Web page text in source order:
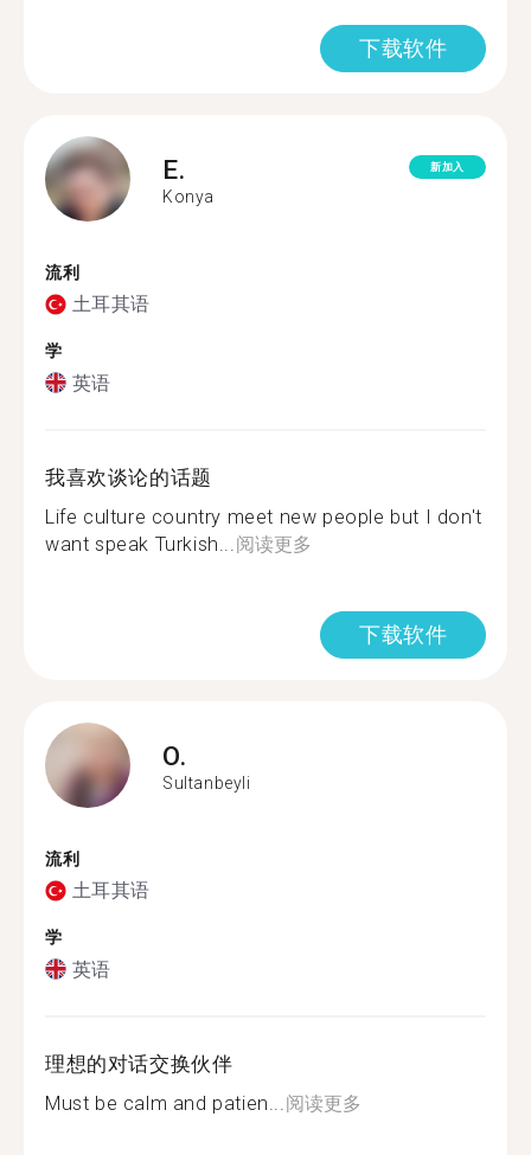
下载软件
E.
Konya
新加入
流利
土耳其语
学
英语
我喜欢谈论的话题
Life culture country meet new people but I don't
want speak Turkish... 阅读更多
下载软件
O.
Sultanbeyli
流利
土耳其语
学
英语
理想的对话交换伙伴
Must be calm and patien... 阅读更多